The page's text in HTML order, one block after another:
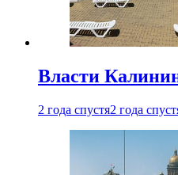
Власти
2 года спустя2 года